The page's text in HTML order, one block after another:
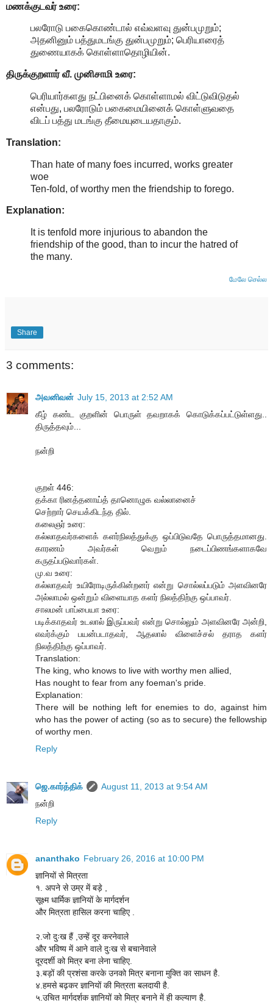
மணக்குடவர் உரை:
பலரோடு பகைகொண்டால் எவ்வளவு துன்பமுறும்;
அதனினும் பத்துமடங்கு துன்பமுறும்; பெரியாரைத்
துணையாகக் கொள்ளாதொழியின்.
திருக்குறளார் வீ. முனிசாமி உரை:
பெரியார்களது நட்பினைக் கொள்ளாமல் விட்டுவிடுதல்
என்பது, பலரோடும் பகைமையினைக் கொள்ளுவதை
விடப் பத்து மடங்கு தீமையுடையதாகும்.
Translation:
Than hate of many foes incurred, works greater
woe
Ten-fold, of worthy men the friendship to forego.
Explanation:
It is tenfold more injurious to abandon the
friendship of the good, than to incur the hatred of
the many.
மேலே செல்ல
Share
3 comments:
அவனிவன் July 15, 2013 at 2:52 AM
கீழ் கண்ட குறளின் பொருள் தவறாகக் கொடுக்கப்பட்டுள்ளது..
திருத்தவும்...
நன்றி
குறள் 446:
தக்கா ரினத்தனாய்த் தானொழுக வல்லானைச்
செற்றார் செயக்கிடந்த தில்.
கலைஞர் உரை:
கல்லாதவர்களைக் களர்நிலத்துக்கு ஒப்பிடுவதே பொருத்தமானது.
காரணம் அவர்கள் வெறும் நடைப்பிணங்களாகவே
கருதப்படுவார்கள்.
மு.வ உரை:
கல்லாதவர் உயிரோடிருக்கின்றனர் என்று சொல்லப்படும் அளவினரே
அல்லாமல் ஒன்றும் விளையாத களர் நிலத்திற்கு ஒப்பாவர்.
சாலமன் பாப்பையா உரை:
படிக்காதவர் உடலால் இருப்பவர் என்று சொல்லும் அளவினரே அன்றி,
எவர்க்கும் பயன்படாதவர், ஆதலால் விளைச்சல் தராத களர்
நிலத்திற்கு ஒப்பாவர்.
Translation:
The king, who knows to live with worthy men allied,
Has nought to fear from any foeman's pride.
Explanation:
There will be nothing left for enemies to do, against him
who has the power of acting (so as to secure) the fellowship
of worthy men.
Reply
ஜெ.கார்த்திக்
August 11, 2013 at 9:54 AM
நன்றி
Reply
ananthako February 26, 2016 at 10:00 PM
ज्ञानियों से मित्रता
१. अपने से उम्र में बड़े ,
सूक्ष्म धार्मिक ज्ञानियों के मार्गदर्शन
और मित्रता हासिल करना चाहिए .
२.जो दुःख हैं ,उन्हें दूर करनेवाले
और भविष्य में आने वाले दुःख से बचानेवाले
दूरदर्शी को मित्र बना लेना चाहिए.
३.बड़ों की प्रशंसा करके उनको मित्र बनाना मुक्ति का साधन है.
४.हमसे बढ़कर ज्ञानियों की मित्रता बलदायी है.
५.उचित मार्गदर्शक ज्ञानियों को मित्र बनाने में ही कल्याण है.